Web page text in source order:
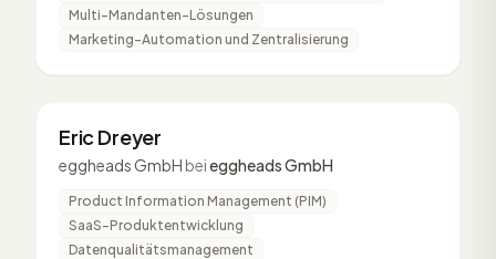
Multi-Mandanten-Lösungen
Marketing-Automation und Zentralisierung
ED
Eric Dreyer
eggheads GmbH beieggheads GmbH
Product Information Management (PIM)
SaaS-Produktentwicklung
Datenqualitätsmanagement